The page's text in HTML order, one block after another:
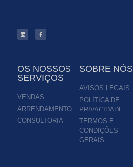
OS NOSSOS
SERVIÇOS
VENDAS
ARRENDAMENTO
CONSULTORIA
SOBRE NÓS
AVISOS LEGAIS
POLÍTICA DE
PRIVACIDADE
TERMOS E
CONDIÇÕES
GERAIS